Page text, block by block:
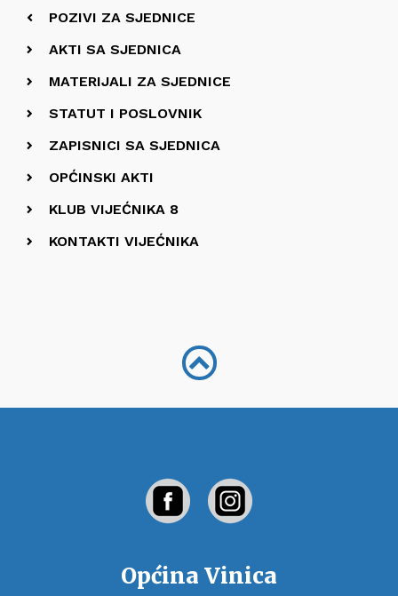
POZIVI ZA SJEDNICE
AKTI SA SJEDNICA
MATERIJALI ZA SJEDNICE
STATUT I POSLOVNIK
ZAPISNICI SA SJEDNICA
OPĆINSKI AKTI
KLUB VIJEĆNIKA 8
KONTAKTI VIJEĆNIKA
Općina Vinica